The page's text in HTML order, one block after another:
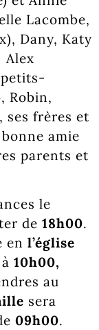
Lacombe,
Dany, Katy
Alex
Robin,
ses frères et
amie
parents et
le
de 18h00.
en l’église
à 10h00,
au
sera
09h00.